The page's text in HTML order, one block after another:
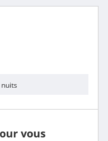
vous